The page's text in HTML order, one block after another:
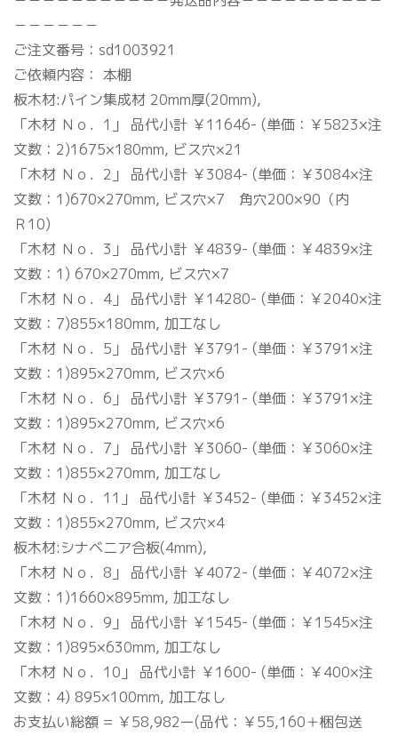
－－－－－－
ご注文番号：sd1003921
ご依頼内容： 本棚
板木材:パイン集成材 20mm厚(20mm),
「木材 Ｎｏ．1」 品代小計 ￥11646- (単価：￥5823×注
文数：2)1675×180mm, ビス穴×21
「木材 Ｎｏ．2」 品代小計 ￥3084- (単価：￥3084×注
文数：1)670×270mm, ビス穴×7 角穴200×90（内
Ｒ10)
「木材 Ｎｏ．3」 品代小計 ￥4839- (単価：￥4839×注
文数：1) 670×270mm, ビス穴×7
「木材 Ｎｏ．4」 品代小計 ￥14280- (単価：￥2040×注
文数：7)855×180mm, 加工なし
「木材 Ｎｏ．5」 品代小計 ￥3791- (単価：￥3791×注
文数：1)895×270mm, ビス穴×6
「木材 Ｎｏ．6」 品代小計 ￥3791- (単価：￥3791×注
文数：1)895×270mm, ビス穴×6
「木材 Ｎｏ．7」 品代小計 ￥3060- (単価：￥3060×注
文数：1)855×270mm, 加工なし
「木材 Ｎｏ．11」 品代小計 ￥3452- (単価：￥3452×注
文数：1)855×270mm, ビス穴×4
板木材:シナベニア合板(4mm),
「木材 Ｎｏ．8」 品代小計 ￥4072- (単価：￥4072×注
文数：1)1660×895mm, 加工なし
「木材 Ｎｏ．9」 品代小計 ￥1545- (単価：￥1545×注
文数：1)895×630mm, 加工なし
「木材 Ｎｏ．10」 品代小計 ￥1600- (単価：￥400×注
文数：4) 895×100mm, 加工なし
お支払い総額 = ￥58,982ー(品代：￥55,160＋梱包送